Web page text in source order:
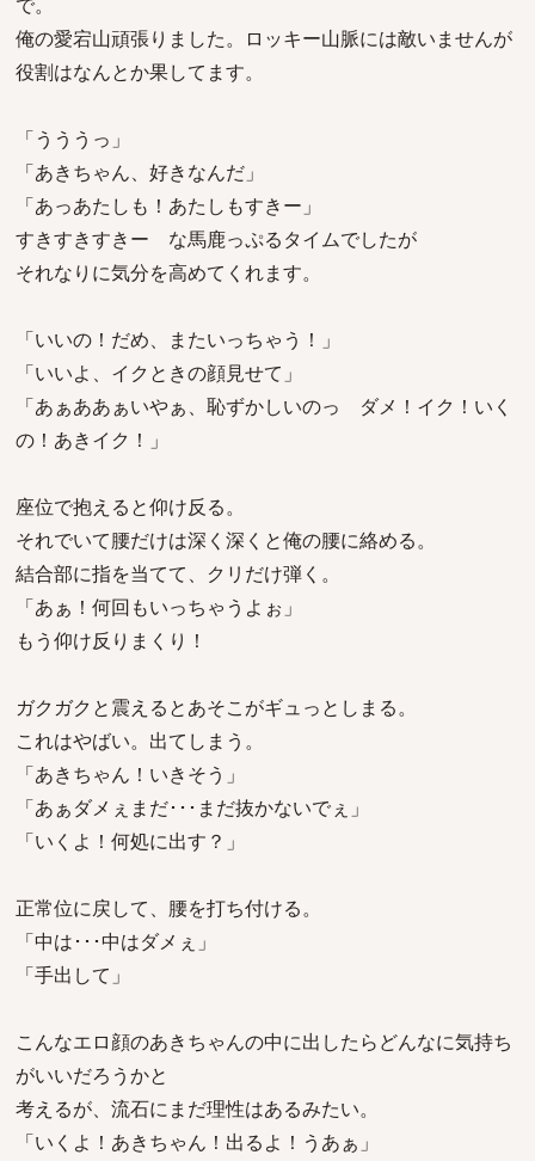
俺の愛宕山頑張りました。ロッキー山脈には敵いませんが
役割はなんとか果してます。
「うううっ」
「あきちゃん、好きなんだ」
「あっあたしも！あたしもすきー」
すきすきすきー な馬鹿っぷるタイムでしたが
それなりに気分を高めてくれます。
「いいの！だめ、またいっちゃう！」
「いいよ、イクときの顔見せて」
「あぁああぁいやぁ、恥ずかしいのっ ダメ！イク！いく
の！あきイク！」
座位で抱えると仰け反る。
それでいて腰だけは深く深くと俺の腰に絡める。
結合部に指を当てて、クリだけ弾く。
「あぁ！何回もいっちゃうよぉ」
もう仰け反りまくり！
ガクガクと震えるとあそこがギュっとしまる。
これはやばい。出てしまう。
「あきちゃん！いきそう」
「あぁダメぇまだ･･･まだ抜かないでぇ」
「いくよ！何処に出す？」
正常位に戻して、腰を打ち付ける。
「中は･･･中はダメぇ」
「手出して」
こんなエロ顔のあきちゃんの中に出したらどんなに気持ち
がいいだろうかと
考えるが、流石にまだ理性はあるみたい。
「いくよ！あきちゃん！出るよ！うあぁ」